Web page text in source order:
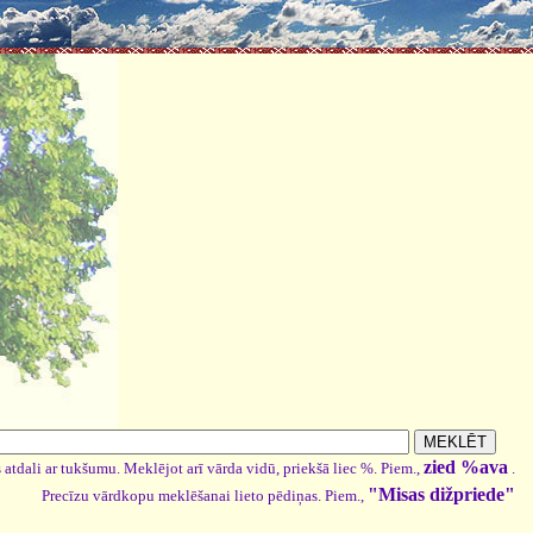
atdali ar tukšumu. Meklējot arī vārda vidū, priekšā liec %. Piem., zied %ava .
Precīzu vārdkopu meklēšanai lieto pēdiņas. Piem., "Misas dižpriede"